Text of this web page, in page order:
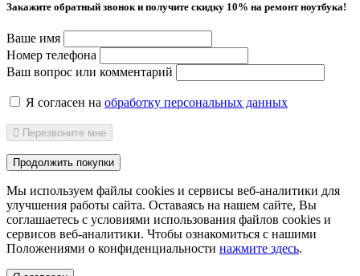
Закажите обратный звонок и получитe скидку 10% на ремонт ноутбука!
Ваше имя
Номер телефона
Ваш вопрос или комментарий
Я согласен на обработку персональных данных
Перезвоните мне
Продолжить покупки
Мы используем файлы cookies и сервисы веб-аналитики для
улучшения работы сайта. Оставаясь на нашем сайте, Вы
соглашаетесь с условиями использования файлов cookies и
сервисов веб-аналитики. Чтобы ознакомиться с нашими
Положениями о конфиденциальности нажмите здесь.